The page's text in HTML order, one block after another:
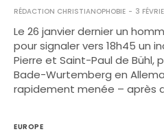
RÉDACTION CHRISTIANOPHOBIE 3
Le 26 janvier dernier un
pour signaler vers 18h45 un
Pierre et Saint-Paul de Bühl,
Bade-Wurtemberg en
rapidement menée – après
EUROPE